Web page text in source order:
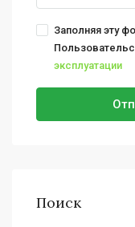
Заполняя эту
эксплуатации
Поиск